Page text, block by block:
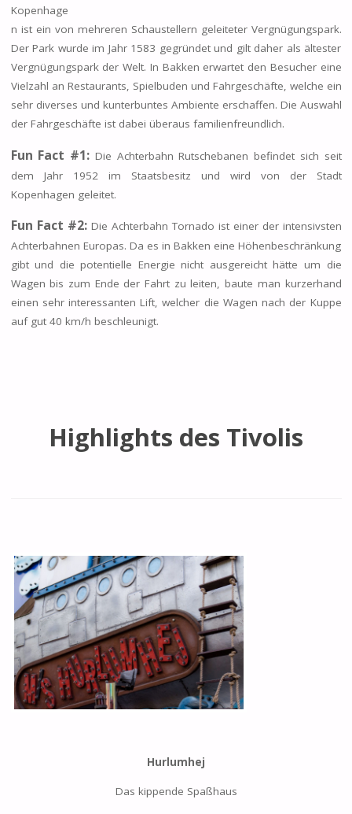
Kopenhage
n ist ein von mehreren Schaustellern geleiteter Vergnügungspark.
Der Park wurde im Jahr 1583 gegründet und gilt daher als ältester
Vergnügungspark der Welt. In Bakken erwartet den Besucher eine
Vielzahl an Restaurants, Spielbuden und Fahrgeschäfte, welche ein
sehr diverses und kunterbuntes Ambiente erschaffen. Die Auswahl
der Fahrgeschäfte ist dabei überaus familienfreundlich.
Fun Fact #1: Die Achterbahn Rutschebanen befindet sich seit
dem Jahr 1952 im Staatsbesitz und wird von der Stadt
Kopenhagen geleitet.
Fun Fact #2:Die Achterbahn Tornado ist einer der intensivsten
Achterbahnen Europas. Da es in Bakken eine Höhenbeschränkung
gibt und die potentielle Energie nicht ausgereicht hätte um die
Wagen bis zum Ende der Fahrt zu leiten, baute man kurzerhand
einen sehr interessanten Lift, welcher die Wagen nach der Kuppe
auf gut 40 km/h beschleunigt.
Highlights des Tivolis
Hurlumhej
Das kippende Spaßhaus